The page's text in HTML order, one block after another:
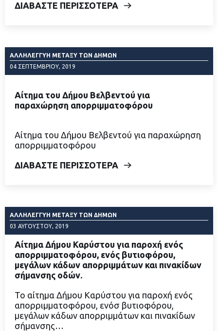
ΔΙΑΒΑΣΤΕ ΠΕΡΙΣΣΟΤΕΡΑ
ΑΛΛΗΛΕΓΓΎΗ ΜΕΤΑΞΎ ΤΩΝ ΔΉΜΩΝ
04 ΣΕΠΤΕΜΒΡΊΟΥ, 2019
Αίτημα του Δήμου Βελβεντού για
παραχώρηση απορριμματοφόρου
Αίτημα του Δήμου Βελβεντού για παραχώρηση
απορριμματοφόρου
ΔΙΑΒΑΣΤΕ ΠΕΡΙΣΣΟΤΕΡΑ
ΑΛΛΗΛΕΓΓΎΗ ΜΕΤΑΞΎ ΤΩΝ ΔΉΜΩΝ
03 ΑΥΓΟΎΣΤΟΥ, 2019
Αίτημα Δήμου Καρύστου για παροχή ενός
απορριμματοφόρου, ενός βυτιοφόρου,
μεγάλων κάδων απορριμμάτων και πινακίδων
σήμανσης οδών.
Το αίτημα Δήμου Καρύστου για παροχή ενός
απορριμματοφόρου, ενόσ βυτιοφόρου,
μεγάλων κάδων απορριμμάτων και πινακίδων
σήμανσης…